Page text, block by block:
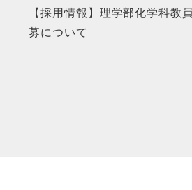
【採用情報】理学部化学科教
募について